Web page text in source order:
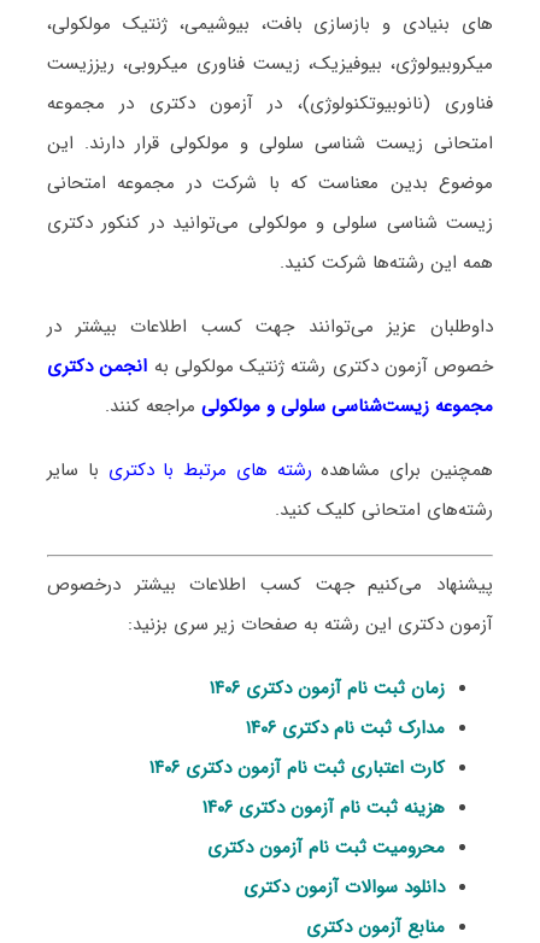
های بنیادی و بازسازی بافت، بیوشیمی، ژنتیک مولکولی،
میکروبیولوژی، بیوفیزیک، زیست فناوری میکروبی، ریززیست
فناوری (نانوبیوتکنولوژی)، در آزمون دکتری در مجموعه
امتحانی زیست شناسی سلولی و مولکولی قرار دارند. این
موضوع بدین معناست که با شرکت در مجموعه امتحانی
زیست شناسی سلولی و مولکولی می‌توانید در کنکور دکتری
همه این رشته‌ها شرکت کنید.
داوطلبان عزیز می‌توانند جهت کسب اطلاعات بیشتر در
خصوص آزمون دکتری رشته ژنتیک مولکولی به انجمن دکتری
مجموعه زیست‌شناسی سلولی و مولکولی مراجعه کنند.
همچنین برای مشاهده رشته های مرتبط با دکتری با سایر
رشته‌های امتحانی کلیک کنید.
پیشنهاد می‌کنیم جهت کسب اطلاعات بیشتر درخصوص
آزمون دکتری این رشته به صفحات زیر سری بزنید:
زمان ثبت نام آزمون دکتری ۱۴۰۶
مدارک ثبت نام دکتری ۱۴۰۶
کارت اعتباری ثبت نام آزمون دکتری ۱۴۰۶
هزینه ثبت نام آزمون دکتری ۱۴۰۶
محرومیت ثبت نام آزمون دکتری
دانلود سوالات آزمون دکتری
منابع آزمون دکتری